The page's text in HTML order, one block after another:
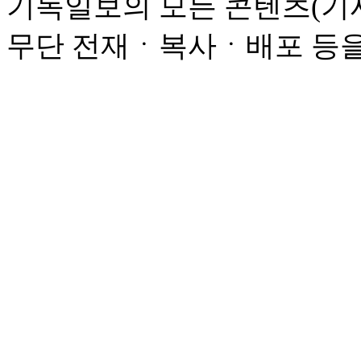
기독일보의 모든 콘텐츠(
무단 전재ㆍ복사ㆍ배포 등